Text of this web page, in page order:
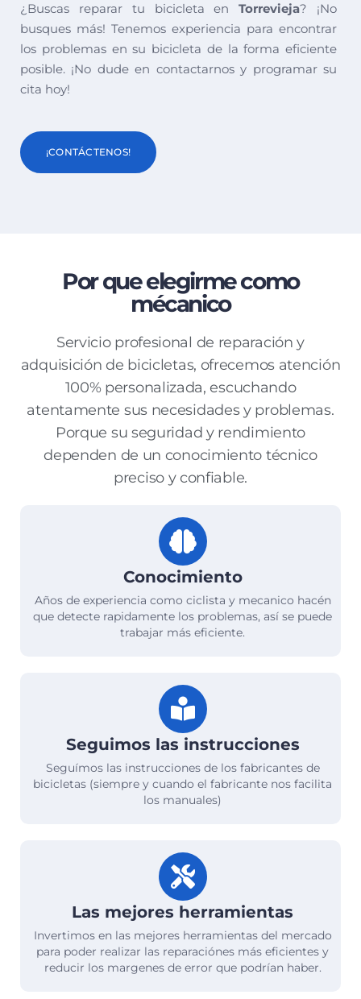
¿Buscas reparar tu bicicleta enTorrevieja? ¡No
busques más! Tenemos experiencia para encontrar
los problemas en su bicicleta de la forma eficiente
posible. ¡No dude en contactarnos y programar su
cita hoy!
¡CONTÁCTENOS!
Por que elegirme como
mécanico
Servicio profesional de reparación y
adquisición de bicicletas, ofrecemos atención
100% personalizada, escuchando
atentamente sus necesidades y problemas.
Porque su seguridad y rendimiento
dependen de un conocimiento técnico
preciso y confiable.
Conocimiento
Años de experiencia como ciclista y mecanico hacén
que detecte rapidamente los problemas, así se puede
trabajar más eficiente.
Seguimos las instrucciones
Seguímos las instrucciones de los fabricantes de
bicicletas (siempre y cuando el fabricante nos facilita
los manuales)
Las mejores herramientas
Invertimos en las mejores herramientas del mercado
para poder realizar las reparaciónes más eficientes y
reducir los margenes de error que podrían haber.